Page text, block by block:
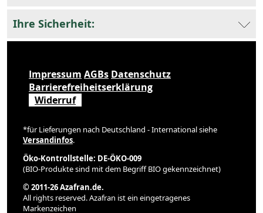
Ihre Sicherheit:
Impressum AGBs Datenschutz
Barrierefreiheitserklärung
Widerruf
*für Lieferungen nach Deutschland - International siehe
Versandinfos.
Öko-Kontrollstelle: DE-ÖKO-009
(BIO-Produkte sind mit dem Begriff BIO gekennzeichnet)
© 2011-26 Azafran.de.
All rights reserved. Azafran ist ein eingetragenes
Markenzeichen